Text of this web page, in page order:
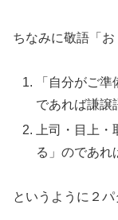
ちなみに敬語「
「自分がご
であれば謙譲
上司・目上
る」のであれ
というように２パ